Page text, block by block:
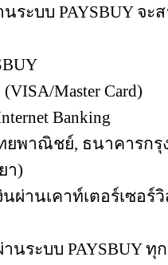
นระบบPAYSBUY จ
Master Card)
Banking
ยพาณิชย์, ธนาคารกรุ
า)
นผ่านเคาท์เตอร์เซอร์
านระบบPAYSBUY ทุ